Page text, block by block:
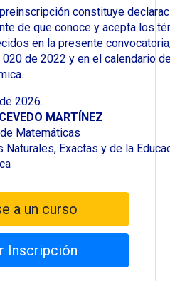
constituye
de que conoce y acepta los
en la presente
de 2022 y en el calendario
2026.
MARTÍNEZ
Matemáticas
Naturales, Exactas y de la
a un curso
Inscripción